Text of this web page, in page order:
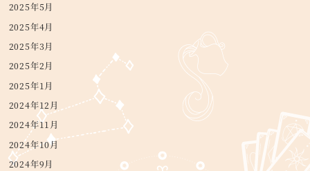
2025年5月
2025年4月
2025年3月
2025年2月
2025年1月
2024年12月
2024年11月
2024年10月
2024年9月